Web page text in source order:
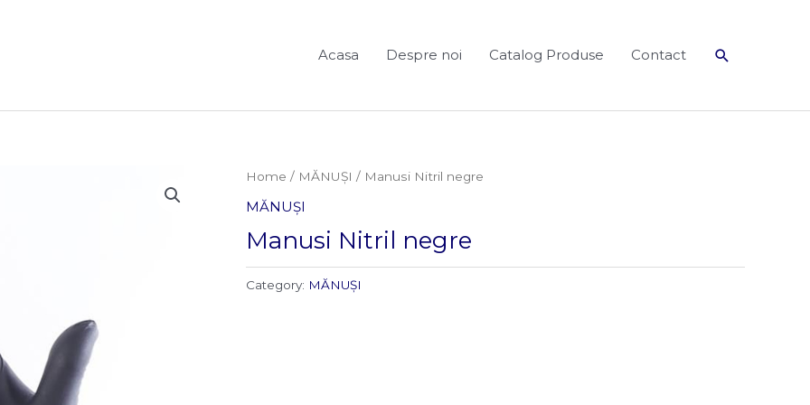
Acasa Despre noi Catalog Produse Contact Search
Home / MĂNUȘI / Manusi Nitril negre
MĂNUȘI
Manusi Nitril negre
Category: MĂNUȘI